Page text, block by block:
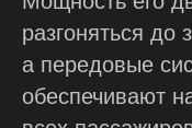
разгоняться до
а передовые
обеспечивают